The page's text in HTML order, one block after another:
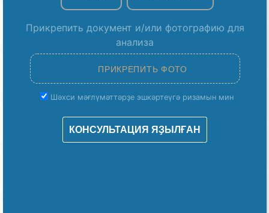
Прикрепить документ и/или фотографию для
анализа
Шәхси мәғлүмәттәрҙе эшкәртеүгә ризамын мин